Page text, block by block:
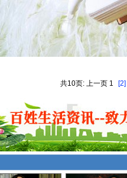
共10页: 上一页 1 [2]